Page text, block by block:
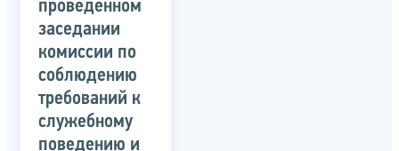
проведенном
заседании
комиссии по
соблюдению
требований к
служебному
поведению и